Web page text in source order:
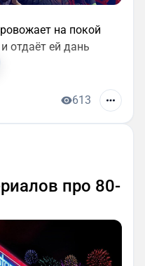
на покой
отдаёт ей дань
613
про 80-